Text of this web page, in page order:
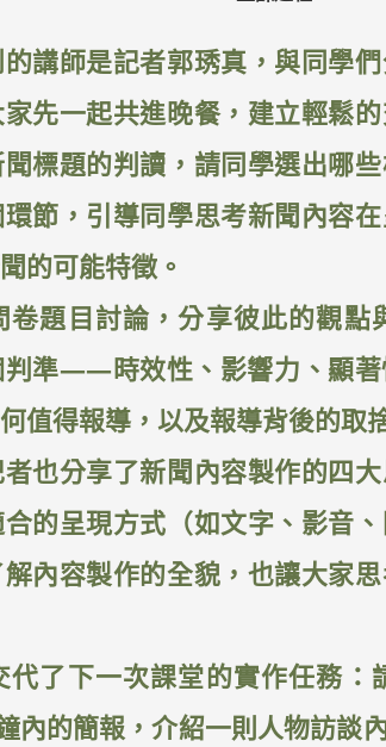
講師是記者郭琇真，與同學
先一起共進晚餐，建立輕鬆
標題的判讀，請同學選出哪
節，引導同學思考新聞內容
的可能特徵。
題目討論，分享彼此的觀點
判準——時效性、影響力、顯
值得報導，以及報導背後的取
也分享了新聞內容製作的四
的呈現方式（如文字、影音
內容製作的全貌，也讓大家
代了下一次課堂的實作任務
內的簡報，介紹一則人物訪談